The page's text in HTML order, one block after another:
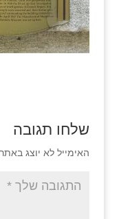
שלחו תגובה
האימייל לא יוצג באתר.